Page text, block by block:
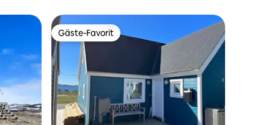
Gäste-Favorit
Gäste-Favorit